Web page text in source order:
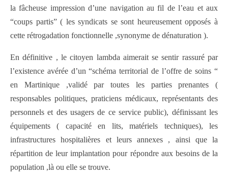
la fâcheuse impression d’une navigation au fil de l’eau et aux
“coups partis” ( les syndicats se sont heureusement opposés à
cette rétrogadation fonctionnelle ,synonyme de dénaturation ).
En définitive , le citoyen lambda aimerait se sentir rassuré par
l’existence avérée d’un “schéma territorial de l’offre de soins “
en Martinique ,validé par toutes les parties prenantes (
responsables politiques, praticiens médicaux, représentants des
personnels et des usagers de ce service public), définissant les
équipements ( capacité en lits, matériels techniques), les
infrastructures hospitalières et leurs annexes , ainsi que la
répartition de leur implantation pour répondre aux besoins de la
population ,là ou elle se trouve.